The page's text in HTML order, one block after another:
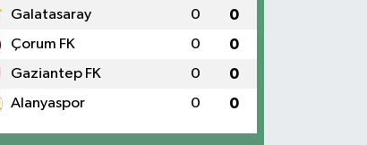
Galatasaray 0 0
Çorum FK 0 0
Gaziantep FK 0 0
Alanyaspor 0 0